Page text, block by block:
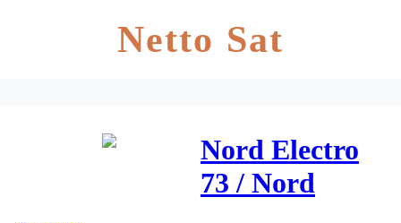
Netto Sat
Nord Electro
73 / Nord